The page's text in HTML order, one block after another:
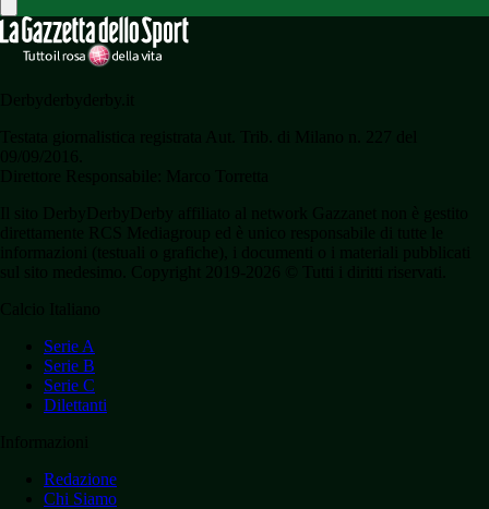
Serie A
Serie B
Serie C
Dilettanti
Redazione
Chi Siamo